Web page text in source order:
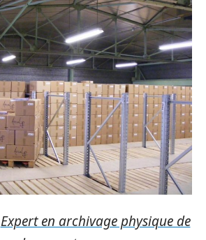
Expert en archivage physique de